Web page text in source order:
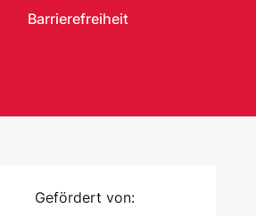
Barrierefreiheit
Gefördert von: